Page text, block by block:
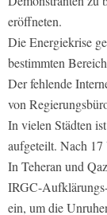
eröffneten.
Die Energiekrise
bestimmten
Der fehlende
von
In vielen Städten
aufgeteilt. Nach
In Teheran und
IRGC-
ein, um die